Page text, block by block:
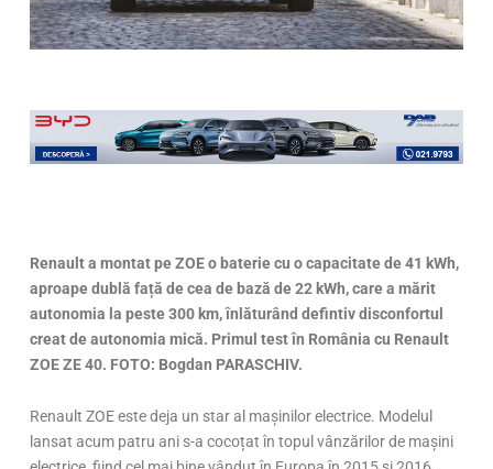
Renault a montat pe ZOE o baterie cu o capacitate de 41 kWh,
aproape dublă față de cea de bază de 22 kWh, care a mărit
autonomia la peste 300 km, înlăturând defintiv disconfortul
creat de autonomia mică. Primul test în România cu Renault
ZOE ZE 40. FOTO: Bogdan PARASCHIV.
Renault ZOE este deja un star al mașinilor electrice. Modelul
lansat acum patru ani s-a cocoțat în topul vânzărilor de mașini